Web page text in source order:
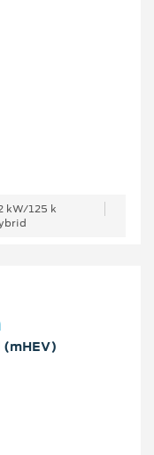
kW/125 k
(mHEV)